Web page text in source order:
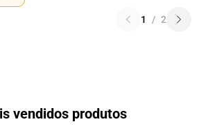
1 / 2
vendidos produtos